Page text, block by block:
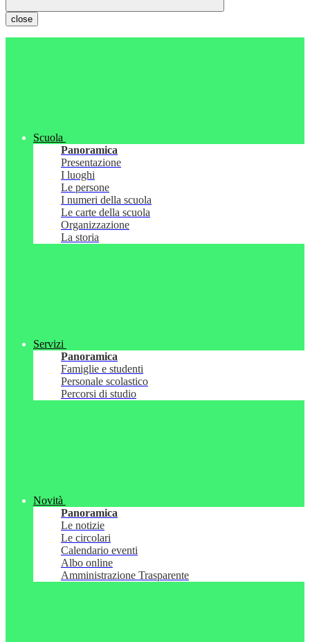
close
Scuola
Panoramica
Presentazione
I luoghi
Le persone
I numeri della scuola
Le carte della scuola
Organizzazione
La storia
Servizi
Panoramica
Famiglie e studenti
Personale scolastico
Percorsi di studio
Novità
Panoramica
Le notizie
Le circolari
Calendario eventi
Albo online
Amministrazione Trasparente